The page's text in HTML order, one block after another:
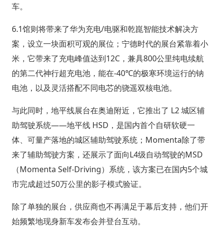
车。
6.1馆则将带来了华为充电/电驱和乾崑智能技术解决方
案，设立一块面积可观的展位；宁德时代的展台紧靠着小
米，它带来了充电峰值达到12C，兼具800公里纯电续航
的第二代神行超充电池，能在-40℃的极寒环境运行的钠
电池，以及灵活搭配不同电芯的骁遥双核电池。
与此同时，地平线展台在奥迪附近，它推出了 L2 城区辅
助驾驶系统——地平线 HSD，是国内首个自研软硬一
体、可量产落地的城区辅助驾驶系统；Momenta除了带
来了辅助驾驶方案，还展示了面向L4级自动驾驶的MSD
（Momenta Self-Driving）系统，该方案已在国内5个城
市完成超过50万公里的影子模式验证。
除了单独的展台，供应商也不再满足于幕后支持，他们开
始频繁地现身新车发布会并登台互动。